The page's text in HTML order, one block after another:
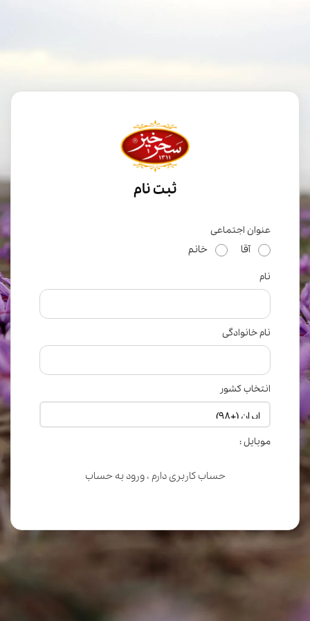
ثبت نام
عنوان اجتماعی
آقا خانم
نام
نام خانوادگی
انتخاب کشور
موبایل :
حساب کاربری دارم ، ورود به حساب